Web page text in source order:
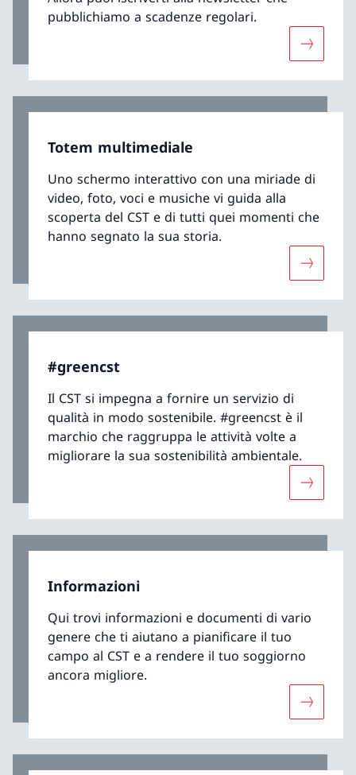
pubblichiamo a scadenze regolari.
Totem multimediale
Uno schermo interattivo con una miriade di
video, foto, voci e musiche vi guida alla
scoperta del CST e di tutti quei momenti che
hanno segnato la sua storia.
#greencst
Il CST si impegna a fornire un servizio di
qualità in modo sostenibile. #greencst è il
marchio che raggruppa le attività volte a
migliorare la sua sostenibilità ambientale.
Informazioni
Qui trovi informazioni e documenti di vario
genere che ti aiutano a pianificare il tuo
campo al CST e a rendere il tuo soggiorno
ancora migliore.